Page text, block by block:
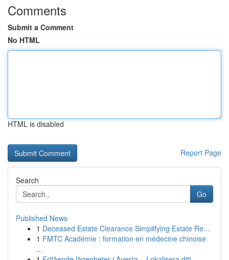
Comments
Submit a Comment
No HTML
HTML is disabled
Report Page
Search
Go
Published News
1 Deceased Estate Clearance Simplifying Estate Re...
1 FMTC Académie : formation en médecine chinoise
...